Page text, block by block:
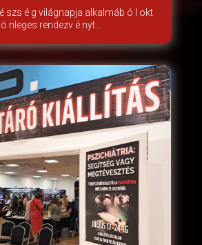
szs é g világnapja alkalmáb ó l okt
nleges rendezv é nyt…